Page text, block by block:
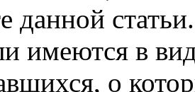
данной статьи.
имеются в
о